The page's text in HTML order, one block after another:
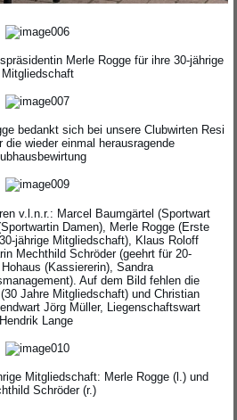
Merle Rogge für ihre 30-jährige
Mitgliedschaft
bedankt sich bei unsere Clubwirten Resi
die wieder einmal herausragende
v.l.n.r.: Marcel Baumgärtel (Sportwart
Damen), Merle Rogge (Erste
jährige Mitgliedschaft), Klaus Roloff
Mechthild Schröder (geehrt für 20-
(Kassiererin), Sandra
Auf dem Bild fehlen die
Jahre Mitgliedschaft) und Christian
Jörg Müller, Liegenschaftswart
Lange
Mitgliedschaft: Merle Rogge (l.) und
Schröder (r.)